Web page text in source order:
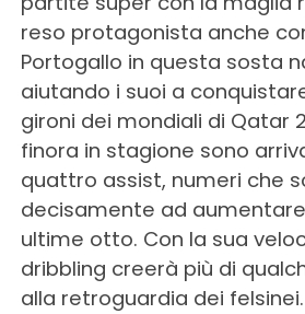
reso protagonista anche
Portogallo in questa sosta
aiutando i suoi a
gironi dei mondiali di Qatar
finora in stagione sono
quattro assist, numeri che
decisamente ad
ultime otto. Con la sua
dribbling creerà più di
alla retroguardia dei felsinei.